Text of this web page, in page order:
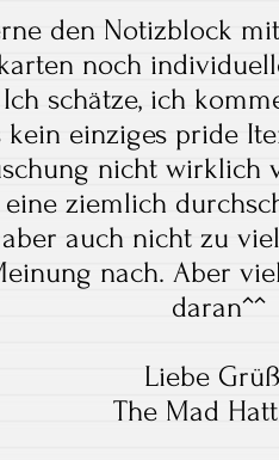
den Notizblock
noch
schätze, ich
kein einziges pride
nicht wirklich
ziemlich
auch nicht zu
nach. Aber
daran^^
Liebe
The Mad